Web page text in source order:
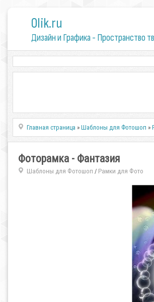
0lik.ru
Дизайн и Графика - Пространство
Главная страница »Шаблоны для Фотошоп »
Фоторамка - Фантазия
Шаблоны для Фотошоп / Рамки для Фото